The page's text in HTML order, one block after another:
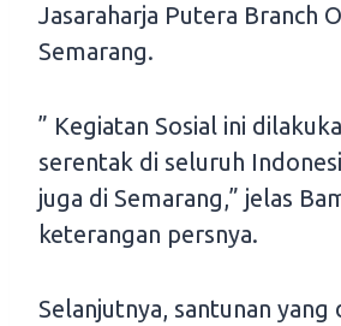
Jasaraharja Putera Branch
Semarang.
” Kegiatan Sosial ini
serentak di seluruh
juga di Semarang,” jelas
keterangan persnya.
Selanjutnya, santunan yang